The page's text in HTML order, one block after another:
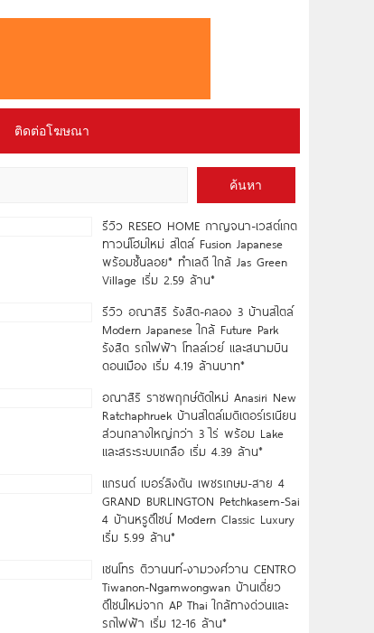
ติดต่อโฆษณา
ค้นหา
รีวิว RESEO HOME กาญจนา-เวสต์เกต
ทาวน์โฮมใหม่ สไตล์ Fusion Japanese
พร้อมชั้นลอย* ทำเลดี ใกล้ Jas Green
Village เริ่ม 2.59 ล้าน*
รีวิว อณาสิริ รังสิต-คลอง 3 บ้านสไตล์
Modern Japanese ใกล้ Future Park
รังสิต รถไฟฟ้า โทลล์เวย์ และสนามบิน
ดอนเมือง เริ่ม 4.19 ล้านบาท*
อณาสิริ ราชพฤกษ์ตัดใหม่ Anasiri New
Ratchaphruek บ้านสไตล์เมดิเตอร์เรเนียน
ส่วนกลางใหญ่กว่า 3 ไร่ พร้อม Lake
และสระระบบเกลือ เริ่ม 4.39 ล้าน*
แกรนด์ เบอร์ลิงตัน เพชรเกษม-สาย 4
GRAND BURLINGTON Petchkasem-Sai
4 บ้านหรูดีไซน์ Modern Classic Luxury
เริ่ม 5.99 ล้าน*
เซนโทร ติวานนท์-งามวงศ์วาน CENTRO
Tiwanon-Ngamwongwan บ้านเดี่ยว
ดีไซน์ใหม่จาก AP Thai ใกล้ทางด่วนและ
รถไฟฟ้า เริ่ม 12-16 ล้าน*